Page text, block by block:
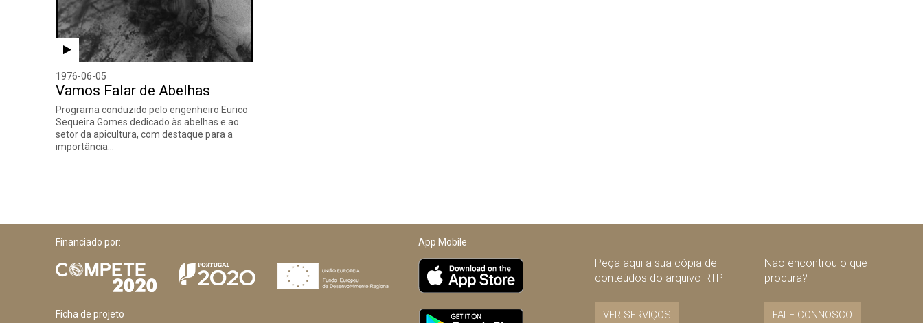
1976-06-05
Vamos Falar de Abelhas
Programa conduzido pelo engenheiro Eurico
Sequeira Gomes dedicado às abelhas e ao
setor da apicultura, com destaque para a
importância…
Financiado por:
Ficha de projeto
App Mobile
Peça aqui a sua cópia de
conteúdos do arquivo RTP
VER SERVIÇOS
Não encontrou o que
procura?
FALE CONNOSCO